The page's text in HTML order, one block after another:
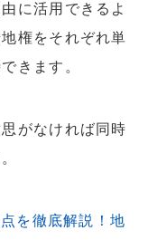
に活用できるよ
権をそれぞれ単
きます。
がなければ同時
を徹底解説！地